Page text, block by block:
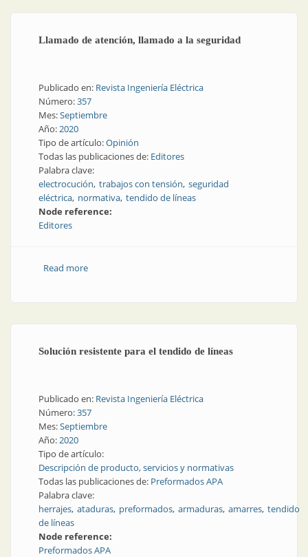
Llamado de atención, llamado a la seguridad
Publicado en: Revista Ingeniería Eléctrica
Número:357
Mes:Septiembre
Año:2020
Tipo de artículo:Opinión
Todas las publicaciones de: Editores
Palabra clave:
electrocución trabajos con tensión seguridad
eléctrica normativa tendido de líneas
Node reference:
Editores
Read moreabout Llamado de atención, llamado a la seguridad
Solución resistente para el tendido de líneas
Publicado en: Revista Ingeniería Eléctrica
Número:357
Mes:Septiembre
Año:2020
Tipo de artículo:
Descripción de producto, servicios y normativas
Todas las publicaciones de: Preformados APA
Palabra clave:
herrajes ataduras preformados armaduras amarres tendido
de líneas
Node reference:
Preformados APA